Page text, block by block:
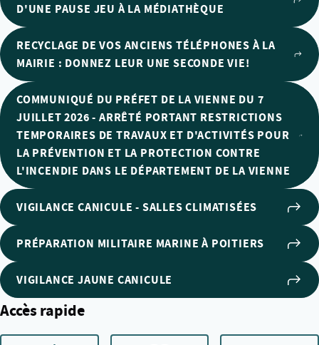
D'UNE PAUSE JEU À LA MÉDIATHÈQUE
RECYCLAGE DE VOS ANCIENS TÉLÉPHONES À LA
MAIRIE : DONNEZ LEUR UNE SECONDE VIE!
COMMUNIQUÉ DU PRÉFET DE LA VIENNE DU 7
JUILLET 2026 - ARRÊTÉ PORTANT RESTRICTIONS
TEMPORAIRES DE TRAVAUX ET D'ACTIVITÉS POUR
LA PRÉVENTION ET LA PROTECTION CONTRE
L'INCENDIE DANS LE DÉPARTEMENT DE LA VIENNE
VIGILANCE CANICULE - SALLES CLIMATISÉES
PRÉPARATION MILITAIRE MARINE À POITIERS
VIGILANCE JAUNE CANICULE
Accès rapide